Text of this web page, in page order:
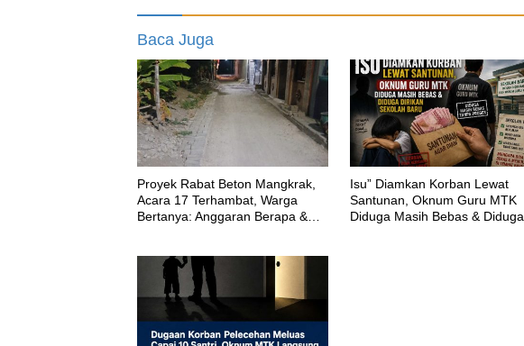
Baca Juga
Proyek Rabat Beton Mangkrak,
Acara 17 Terhambat, Warga
Bertanya: Anggaran Berapa &
‎Isu” Diamkan Korban Lewat
Santunan, Oknum Guru MTK
Diduga Masih Bebas & Diduga